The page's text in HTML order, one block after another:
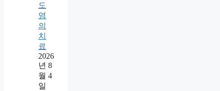
도
염
의
치
료
2026
년 8
월 4
일